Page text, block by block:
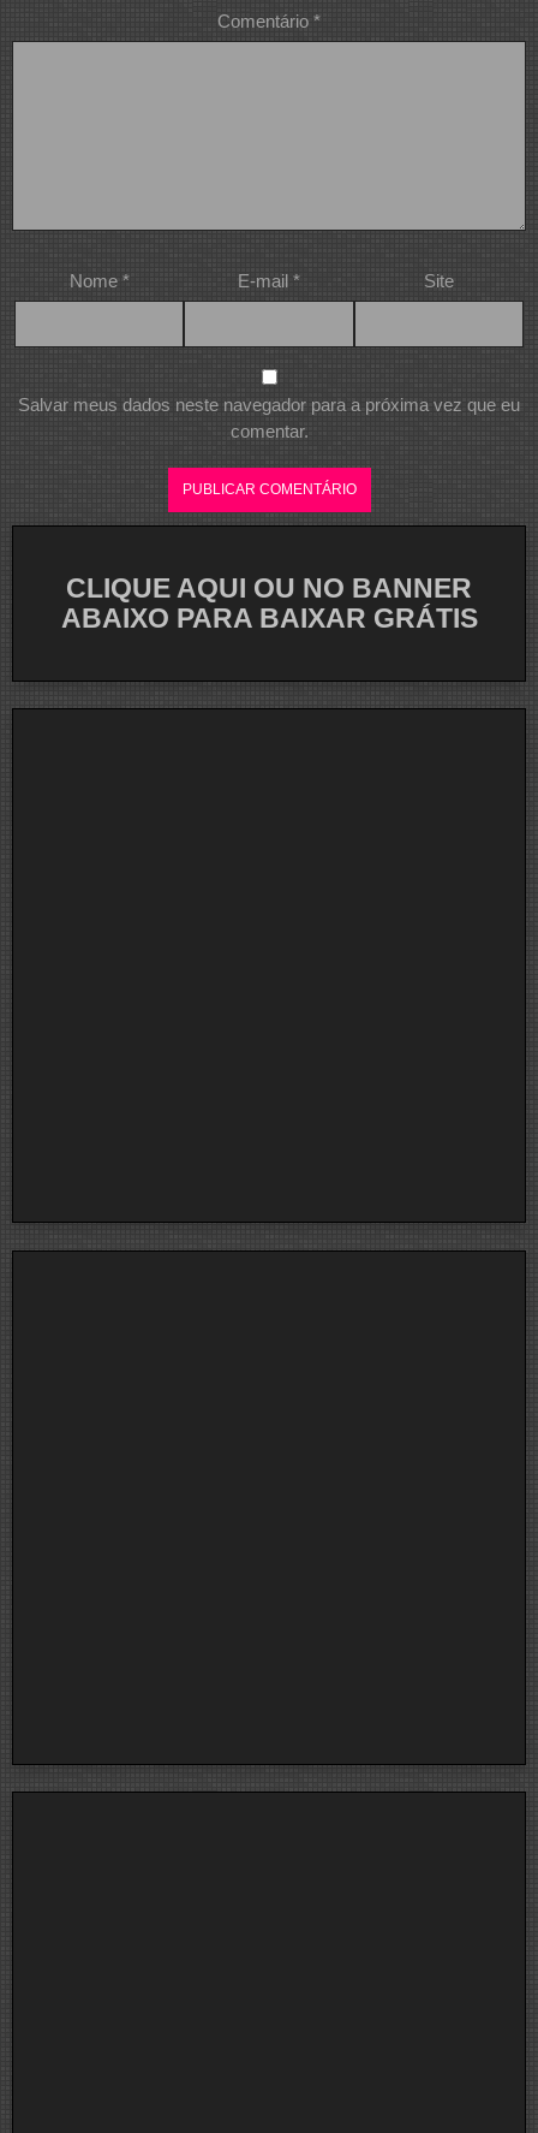
Comentário *
Nome * E-mail * Site
Salvar meus dados neste navegador para a próxima vez que eu
comentar.
CLIQUE AQUI OU NO BANNER
ABAIXO PARA BAIXAR GRÁTIS